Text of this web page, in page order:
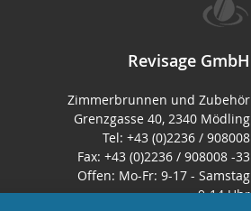
Revisage GmbH
Zimmerbrunnen und Zubehör
Grenzgasse 40, 2340 Mödling
Tel: +43 (0)2236 / 908008
Fax: +43 (0)2236 / 908008 -33
Offen: Mo-Fr: 9-17 - Samstag
9-14 Uhr